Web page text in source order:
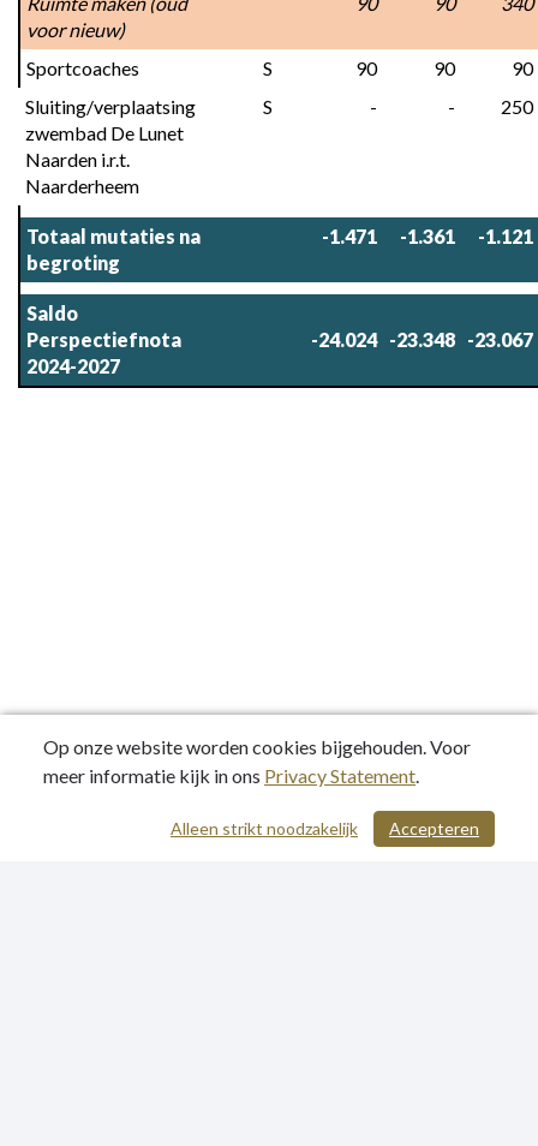
voor nieuw)
Sportcoaches S 90 90
90
Sluiting/verplaatsing
zwembad De Lunet
Naarden i.r.t.
Naarderheem
S - - 250
Totaal mutaties na
begroting
-1.471 -1.361 -1.121
Saldo
Perspectiefnota
2024-2027
-24.024 -23.348 -23.067
/ 57
Op onze website worden cookies bijgehouden. Voor
meer informatie kijk in ons Privacy Statement.
Accepteren
Alleen strikt noodzakelijk